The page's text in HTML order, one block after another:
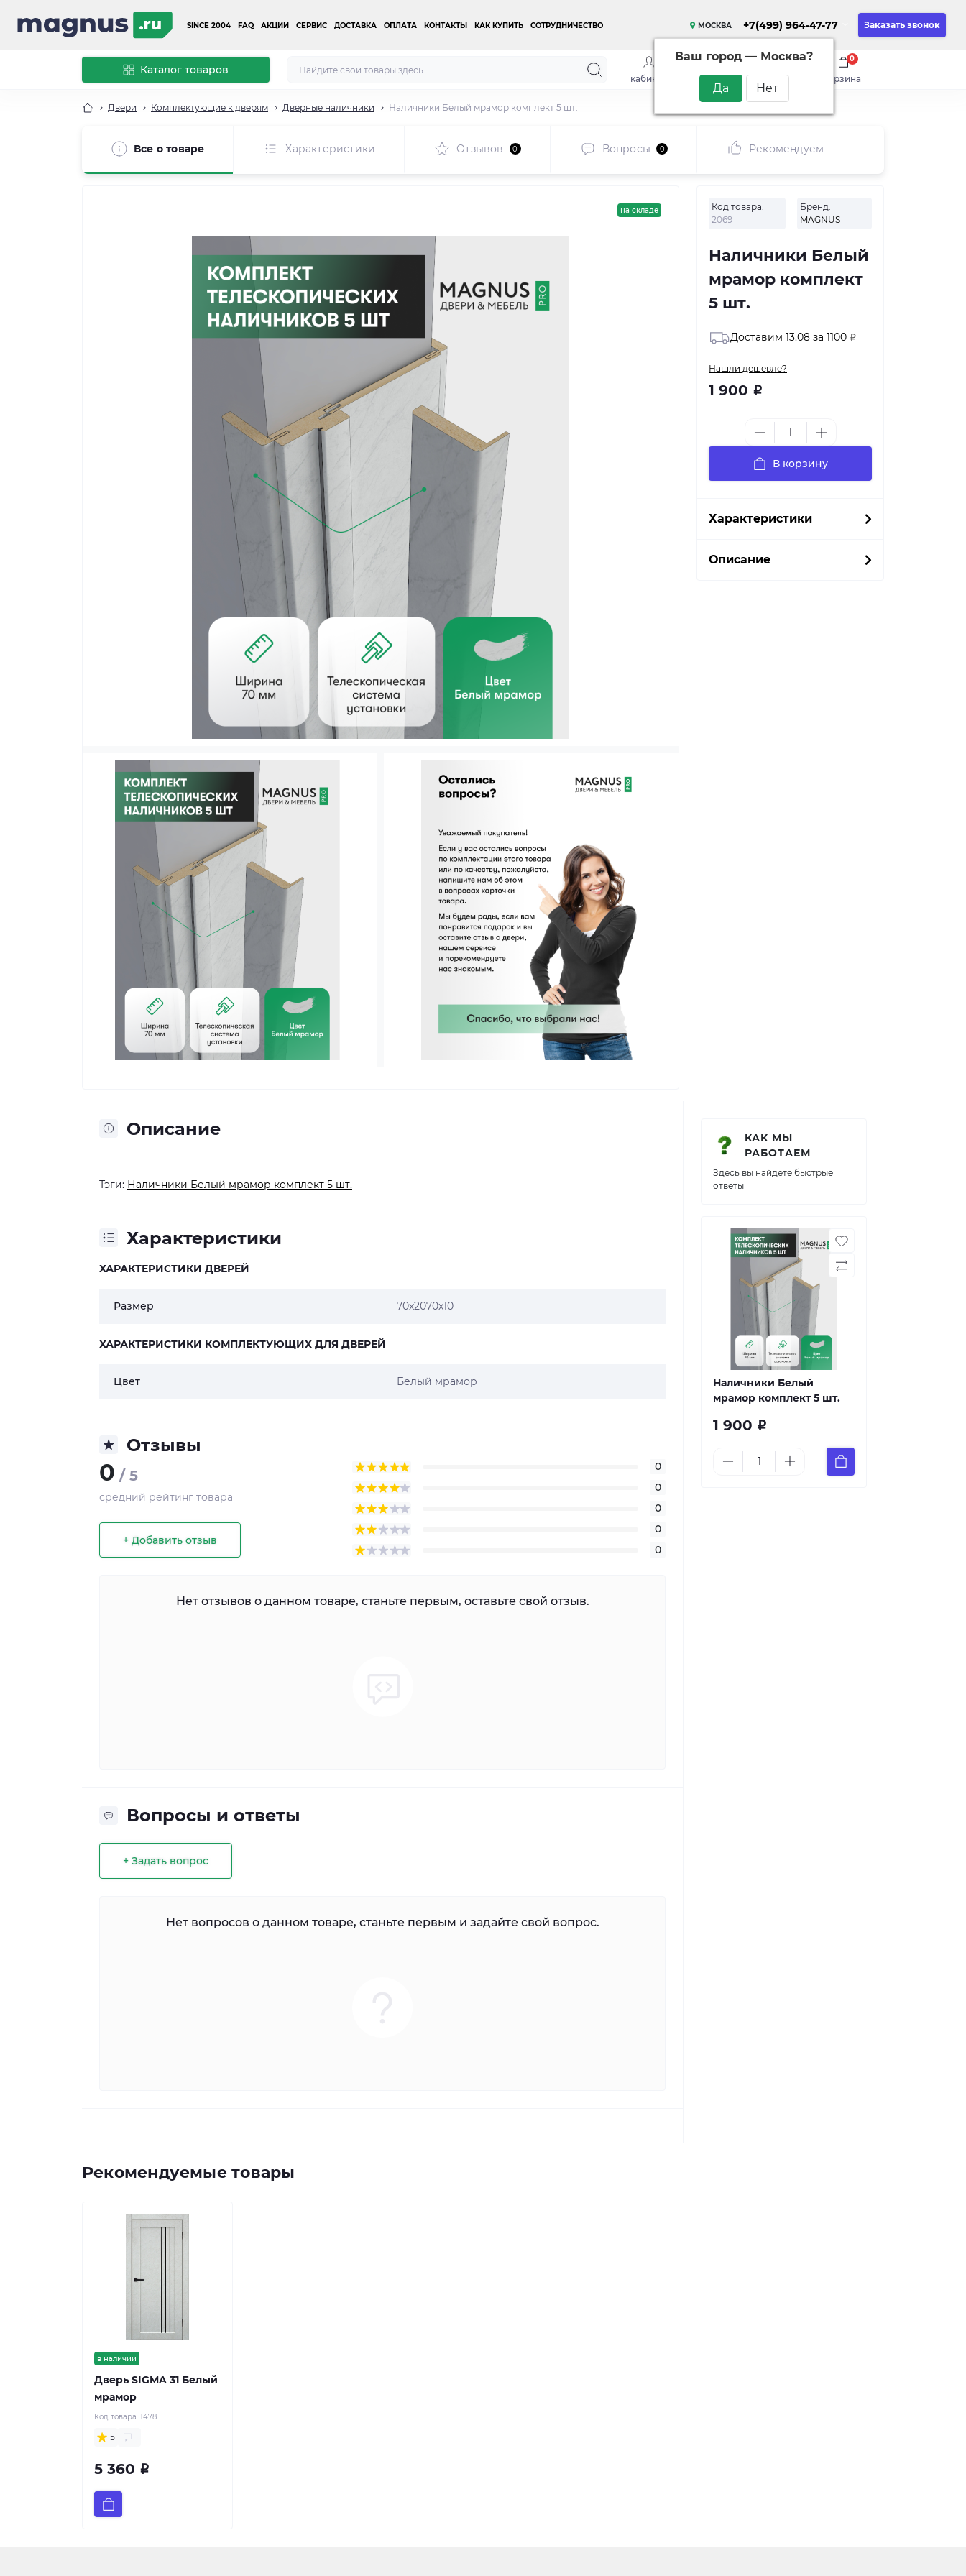
SINCE 2004 FAQ АКЦИИ СЕРВИС ДОСТАВКА ОПЛАТА КОНТАКТЫ КАК КУПИТЬ СОТРУДНИЧЕСТВО МОСКВА
Ваш город — Москва?
+7(499) 964-47-77 Заказать звонок
Каталог товаров
кабинет сравнить
0
закладки
0
корзина
0
Двери Комплектующие к дверям Дверные наличники Наличники Белый мрамор комплект 5 шт.
Все о товаре Характеристики Отзывов 0 Вопросы 0 Рекомендуем
на складе
Код товара:
2069
Бренд:
MAGNUS
Наличники Белый
мрамор комплект
5 шт.
Доставим 13.08 за 1100 Р
Нашли дешевле?
1 900 Р
В корзину
Характеристики
Описание
Описание
Тэги: Наличники Белый мрамор комплект 5 шт.
Характеристики
ХАРАКТЕРИСТИКИ ДВЕРЕЙ
Размер 70х2070х10
ХАРАКТЕРИСТИКИ КОМПЛЕКТУЮЩИХ ДЛЯ ДВЕРЕЙ
Цвет Белый мрамор
Отзывы
0 / 5
средний рейтинг товара
+ Добавить отзыв
0
0
0
0
0
Нет отзывов о данном товаре, станьте первым, оставьте свой отзыв.
Вопросы и ответы
+ Задать вопрос
Нет вопросов о данном товаре, станьте первым и задайте свой вопрос.
КАК МЫ
РАБОТАЕМ
Здесь вы найдете быстрые
ответы
Наличники Белый
мрамор комплект 5 шт.
1 900 Р
Рекомендуемые товары
в наличии
Дверь SIGMA 31 Белый
мрамор
Код товара: 1478
5 1
5 360 Р